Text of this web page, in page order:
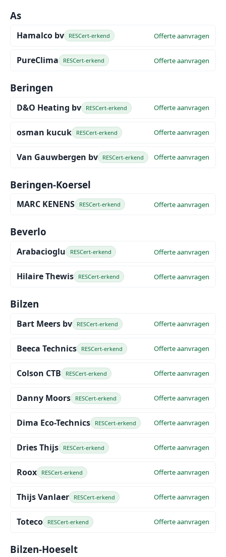
As
Hamalco bv RESCert-erkend Offerte aanvragen
PureClima RESCert-erkend Offerte aanvragen
Beringen
D&O Heating bv RESCert-erkend Offerte aanvragen
osman kucuk RESCert-erkend Offerte aanvragen
Van Gauwbergen bv RESCert-erkend Offerte aanvragen
Beringen-Koersel
MARC KENENS RESCert-erkend Offerte aanvragen
Beverlo
Arabacioglu RESCert-erkend Offerte aanvragen
Hilaire Thewis RESCert-erkend Offerte aanvragen
Bilzen
Bart Meers bv RESCert-erkend Offerte aanvragen
Beeca Technics RESCert-erkend Offerte aanvragen
Colson CTB RESCert-erkend Offerte aanvragen
Danny Moors RESCert-erkend Offerte aanvragen
Dima Eco-Technics RESCert-erkend Offerte aanvragen
Dries Thijs RESCert-erkend Offerte aanvragen
Roox RESCert-erkend Offerte aanvragen
Thijs Vanlaer RESCert-erkend Offerte aanvragen
Toteco RESCert-erkend Offerte aanvragen
Bilzen-Hoeselt